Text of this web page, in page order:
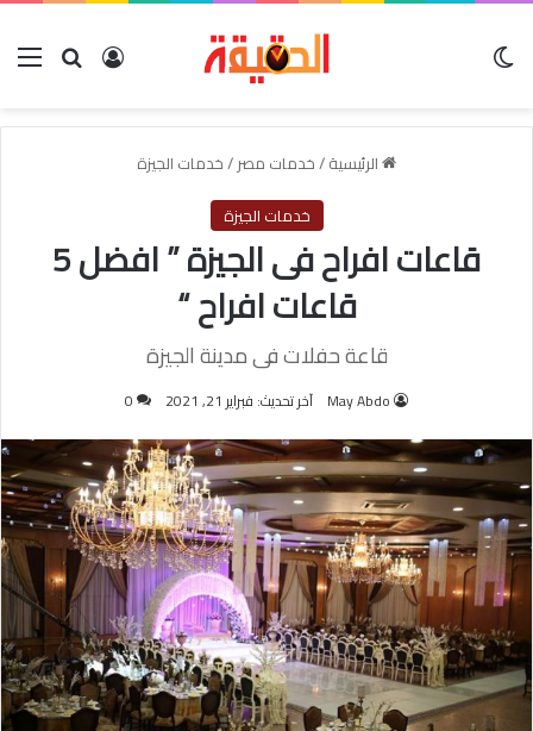
بحث عنتسجيل
الرئيسية/خدمات مصر/خدمات الجيزة
خدمات الجيزة
قاعات افراح فى الجيزة ” افضل 5
قاعات افراح “
قاعة حفلات فى مدينة الجيزة
May Abdo آخر تحديث: فبراير 21, 2021 0